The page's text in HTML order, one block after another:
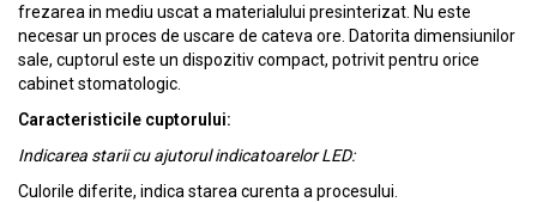
frezarea in mediu uscat a materialului presinterizat. Nu este
necesar un proces de uscare de cateva ore. Datorita dimensiunilor
sale, cuptorul este un dispozitiv compact, potrivit pentru orice
cabinet stomatologic.
Caracteristicile cuptorului:
Indicarea starii cu ajutorul indicatoarelor LED:
Culorile diferite, indica starea curenta a procesului.